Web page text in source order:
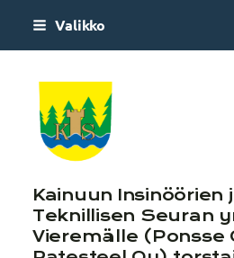
Siirry
Valikko
Kajaanin
Kainuun Insinöörien
Teknillisen Seuran
Vieremälle (Ponsse